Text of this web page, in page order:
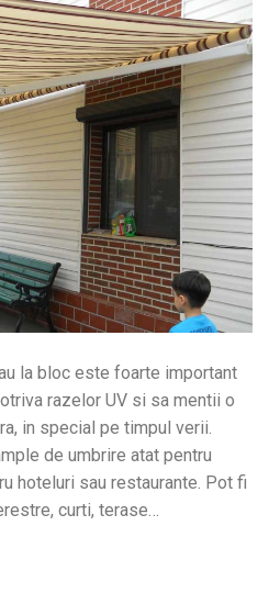
la bloc este foarte important
razelor UV si sa mentii o
in special pe timpul verii.
de umbrire atat pentru
hoteluri sau restaurante. Pot fi
curti, terase…